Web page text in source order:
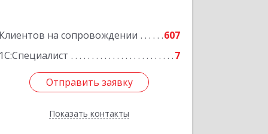
Клиентов на сопровождении
607
1С:Специалист
7
Отправить заявку
Показать контакты
Отправить заявку
Назад